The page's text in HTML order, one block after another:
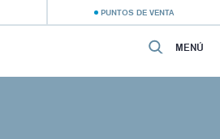
PUNTOS DE VENTA
MENÚ